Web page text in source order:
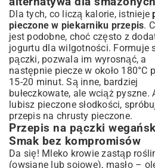
Dla tych, co liczą kalorie, istnieje
pieczone w piekarniku przepis.
jest podobne, choć często z
jogurtu dla wilgotności. Formuje
pączki, pozwala im wyrosnąć, a
następnie piecze w około 180°C
15-20 minut. Są inne, bardziej
bułeczkowate, ale wciąż pyszne.
lubisz pieczone słodkości,
przepis na chrusty pieczone.
Przepis na pączki
Smak bez kompromisów
Da się! Mleko krowie zastąp
(owsiane lub sojowe), masło –